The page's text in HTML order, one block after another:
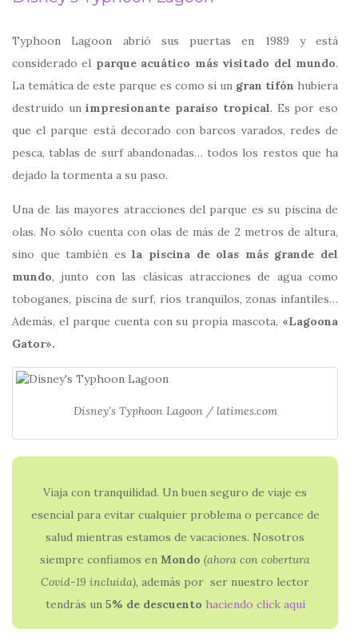
Typhoon Lagoon abrió sus puertas en 1989 y está
considerado el parque acuático más visitado del mundo.
La temática de este parque es como si un gran tifón hubiera
destruido unimpresionante paraíso tropical. Es por eso
que el parque está decorado con barcos varados, redes de
pesca, tablas de surf abandonadas… todos los restos que ha
dejado la tormenta a su paso.
Una de las mayores atracciones del parque es su piscina de
olas. No sólo cuenta con olas de más de 2 metros de altura,
sino que también esla piscina de olas más grande del
mundo, junto con las clásicas atracciones de agua como
toboganes, piscina de surf, ríos tranquilos, zonas infantiles…
Además, el parque cuenta con su propia mascota, «Lagoona
Gator».
Disney’s Typhoon Lagoon / latimes.com
Viaja con tranquilidad. Un buen seguro de viaje es
esencial para evitar cualquier problema o percance de
salud mientras estamos de vacaciones. Nosotros
siempre confiamos en Mondo (ahora con cobertura
Covid-19 incluida), además por ser nuestro lector
tendrás un 5% de descuento haciendo click aquí